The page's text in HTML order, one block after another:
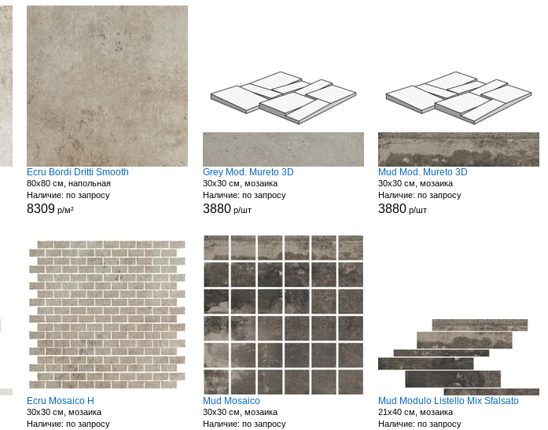
Ecru Bordi Dritti Smooth
80x80 см, напольная
Наличие: по запросу
8309 р/м²
Grey Mod. Mureto 3D
30x30 см, мозаика
Наличие: по запросу
3880р/шт
Mud Mod. Mureto 3D
30x30 см, мозаика
Наличие: по запросу
3880 р/шт
Ecru Mosaico H
30x30 см, мозаика
Наличие: по запросу
Mud Mosaico
30x30 см, мозаика
Наличие: по запросу
Mud Modulo Listello Mix Sfalsato
21x40 см, мозаика
Наличие: по запросу